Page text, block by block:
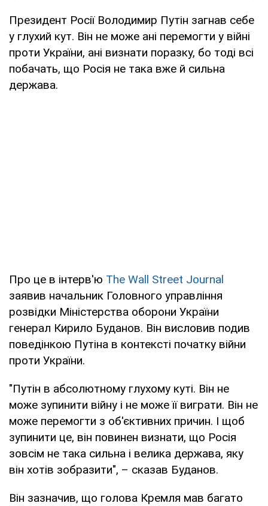
Президент Росії Володимир Путін загнав себе
у глухий кут. Він не може ані перемогти у війні
проти України, ані визнати поразку, бо тоді всі
побачать, що Росія не така вже й сильна
держава.
Про це в інтерв'ю The Wall Street Journal
заявив начальник Головного управління
розвідки Міністерства оборони України
генерал Кирило Буданов. Він висловив подив
поведінкою Путіна в контексті початку війни
проти України.
"Путін в абсолютному глухому куті. Він не
може зупинити війну і не може її виграти. Він не
може перемогти з об'єктивних причин. І щоб
зупинити це, він повинен визнати, що Росія
зовсім не така сильна і велика держава, яку
він хотів зобразити", – сказав Буданов.
Він зазначив, що голова Кремля мав багато